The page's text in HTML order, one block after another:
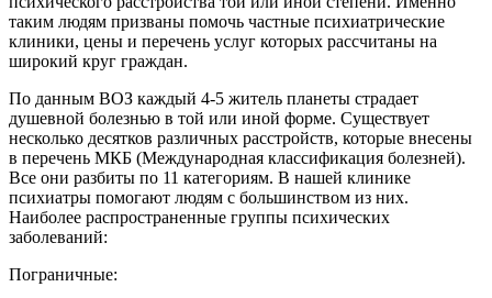
таким людям призваны помочь частные психиатрические
клиники, цены и перечень услуг которых рассчитаны на
широкий круг граждан.
По данным ВОЗ каждый 4-5 житель планеты страдает
душевной болезнью в той или иной форме. Существует
несколько десятков различных расстройств, которые внесены
в перечень МКБ (Международная классификация болезней).
Все они разбиты по 11 категориям. В нашей клинике
психиатры помогают людям с большинством из них.
Наиболее распространенные группы психических
заболеваний:
Пограничные: